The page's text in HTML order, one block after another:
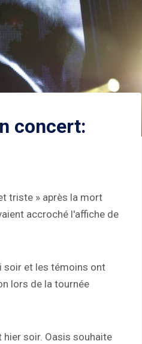
concert:
triste » après la mort
accroché l'affiche de
soir et les témoins ont
lors de la tournée
soir. Oasis souhaite